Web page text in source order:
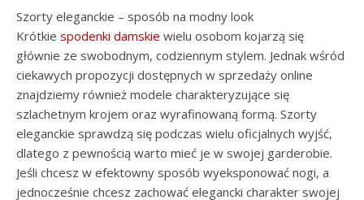
Szorty eleganckie – sposób na modny look
Krótkie spodenki damskie wielu osobom kojarzą się
głównie ze swobodnym, codziennym stylem. Jednak wśród
ciekawych propozycji dostępnych w sprzedaży online
znajdziemy również modele charakteryzujące się
szlachetnym krojem oraz wyrafinowaną formą. Szorty
eleganckie sprawdzą się podczas wielu oficjalnych wyjść,
dlatego z pewnością warto mieć je w swojej garderobie.
Jeśli chcesz w efektowny sposób wyeksponować nogi, a
jednocześnie chcesz zachować elegancki charakter swojej